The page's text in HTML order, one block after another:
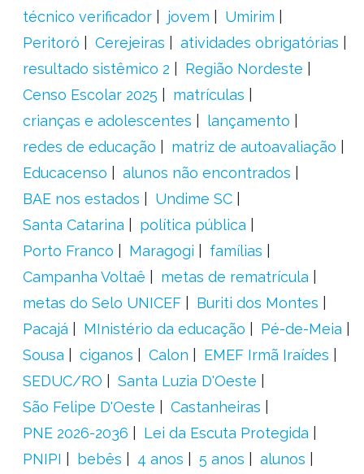
técnico verificador
jovem
Umirim
Peritoró
Cerejeiras
atividades obrigatórias
resultado sistêmico 2
Região Nordeste
Censo Escolar 2025
matrículas
crianças e adolescentes
lançamento
redes de educação
matriz de autoavaliação
Educacenso
alunos não encontrados
BAE nos estados
Undime SC
Santa Catarina
política pública
Porto Franco
Maragogi
famílias
Campanha Voltaê
metas de rematrícula
metas do Selo UNICEF
Buriti dos Montes
Pacajá
MInistério da educação
Pé-de-Meia
Sousa
ciganos Calon
EMEF Irmã Iraídes
SEDUC/RO
Santa Luzia D'Oeste
São Felipe D'Oeste
Castanheiras
PNE 2026-2036
Lei da Escuta Protegida
PNIPI
bebês 4 anos 5 anos
alunos